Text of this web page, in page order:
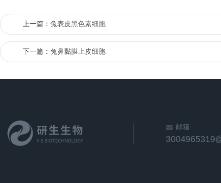
上一篇： 兔表皮黑色素细胞
下一篇： 兔鼻黏膜上皮细胞
邮箱